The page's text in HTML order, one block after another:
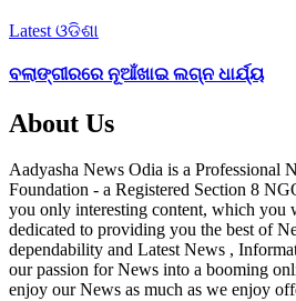
Latest ଓଡିଶା
ବଲାଙ୍ଗୀରରେ ନୂଆଁଖାଇ ଲଗ୍ନ ଧାର୍ଯ୍ୟ
About Us
Aadyasha News Odia is a Professional
Foundation - a Registered Section 8
you only interesting content, which you
dedicated to providing you the best of
dependability and Latest News ,
our passion for News into a booming
enjoy our News as much as we enjoy